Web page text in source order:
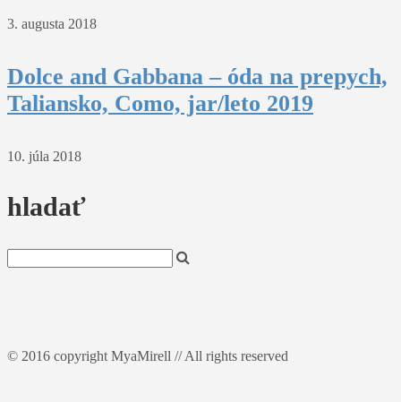
3. augusta 2018
Dolce and Gabbana – óda na prepych,
Taliansko, Como, jar/leto 2019
10. júla 2018
hladať
© 2016 copyright MyaMirell // All rights reserved